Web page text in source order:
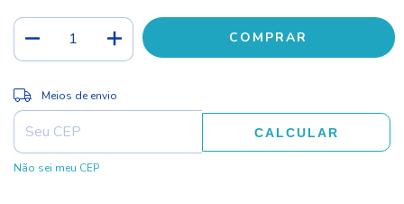
Entregas para o CEP:
Meios de envio
CALCULAR
Não sei meu CEP